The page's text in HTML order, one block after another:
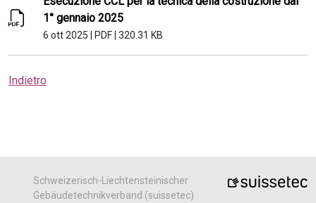
1° gennaio 2025
6 ott 2025 PDF 320.31 KB
Indietro
Schweizerisch-Liechtensteinischer
Gebäudetechnikverband (suissetec)